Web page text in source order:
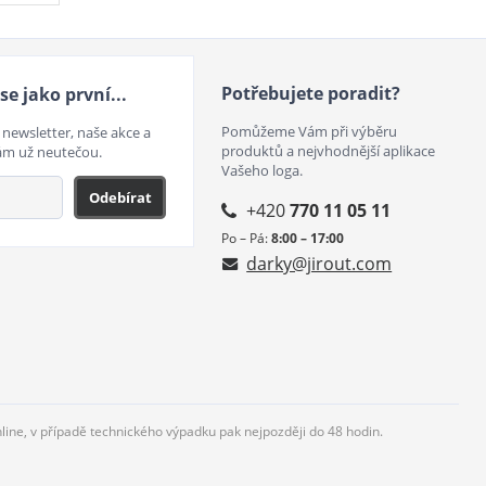
jako první...
naše akce a
už neutečou.
Odebírat
Potřebujete poradit?
Pomůžeme Vám při výběru
produktů a nejvhodnější aplikace
Vašeho loga.
+420770 11 05 11
Po – Pá:8:00 – 17:00
darky@jirout.com
v případě technického výpadku pak nejpozději do 48 hodin.